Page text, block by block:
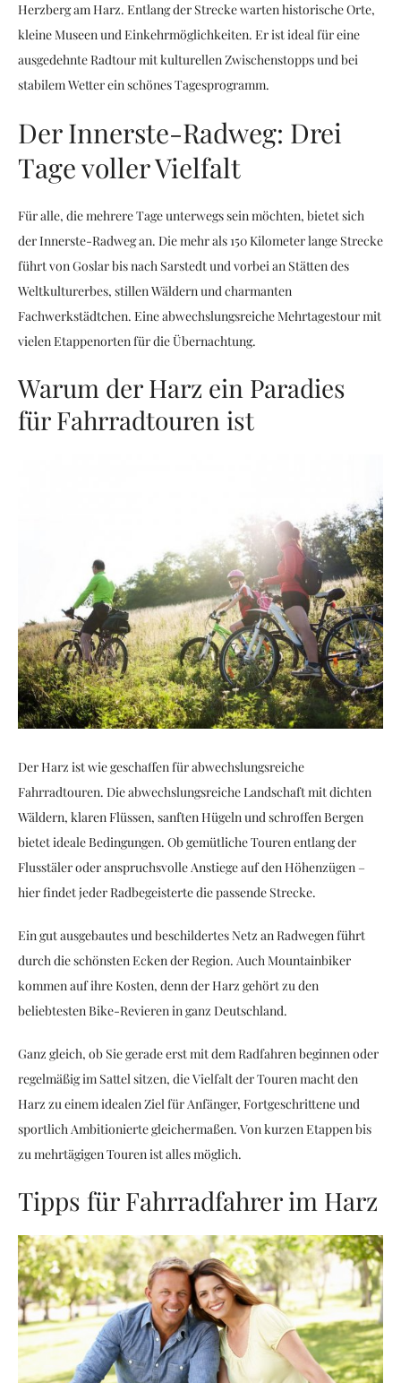
Herzberg am Harz. Entlang der Strecke warten historische Orte,
kleine Museen und Einkehrmöglichkeiten. Er ist ideal für eine
ausgedehnte Radtour mit kulturellen Zwischenstopps und bei
stabilem Wetter ein schönes Tagesprogramm.
Der Innerste-Radweg: Drei
Tage voller Vielfalt
Für alle, die mehrere Tage unterwegs sein möchten, bietet sich
der Innerste-Radweg an. Die mehr als 150 Kilometer lange Strecke
führt von Goslar bis nach Sarstedt und vorbei an Stätten des
Weltkulturerbes, stillen Wäldern und charmanten
Fachwerkstädtchen. Eine abwechslungsreiche Mehrtagestour mit
vielen Etappenorten für die Übernachtung.
Warum der Harz ein Paradies
für Fahrradtouren ist
Der Harz ist wie geschaffen für abwechslungsreiche
Fahrradtouren. Die abwechslungsreiche Landschaft mit dichten
Wäldern, klaren Flüssen, sanften Hügeln und schroffen Bergen
bietet ideale Bedingungen. Ob gemütliche Touren entlang der
Flusstäler oder anspruchsvolle Anstiege auf den Höhenzügen –
hier findet jeder Radbegeisterte die passende Strecke.
Ein gut ausgebautes und beschildertes Netz an Radwegen führt
durch die schönsten Ecken der Region. Auch Mountainbiker
kommen auf ihre Kosten, denn der Harz gehört zu den
beliebtesten Bike-Revieren in ganz Deutschland.
Ganz gleich, ob Sie gerade erst mit dem Radfahren beginnen oder
regelmäßig im Sattel sitzen, die Vielfalt der Touren macht den
Harz zu einem idealen Ziel für Anfänger, Fortgeschrittene und
sportlich Ambitionierte gleichermaßen. Von kurzen Etappen bis
zu mehrtägigen Touren ist alles möglich.
Tipps für Fahrradfahrer im Harz